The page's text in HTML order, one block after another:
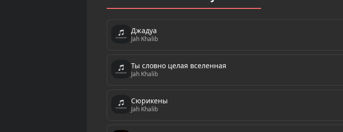
Джадуа
Jah Khalib
Ты словно целая вселенная
Jah Khalib
Сюрикены
Jah Khalib